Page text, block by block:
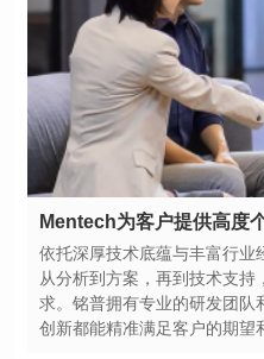
Mentech为客户提供高度
创新都能精准满足客户的期望